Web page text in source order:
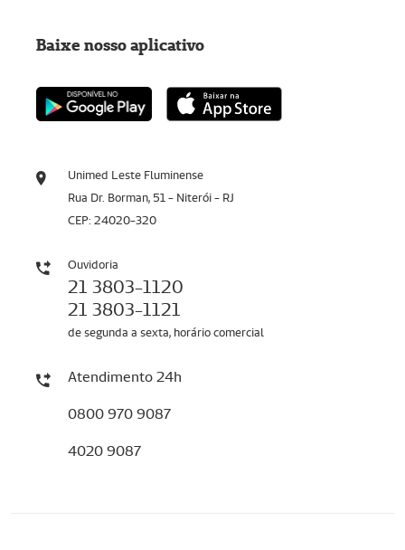
Unimed Leste Fluminense
Rua Dr. Borman, 51 - Niterói - RJ
CEP: 24020-320
Ouvidoria
21 3803-1120
21 3803-1121
de segunda a sexta, horário comercial
Atendimento 24h
0800 970 9087
4020 9087
Baixe nosso aplicativo